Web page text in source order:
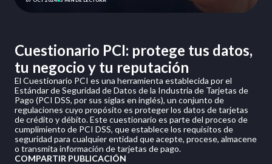
Cuestionario PCI: protege tus datos,
tu negocio y tu reputación
El Cuestionario PCI es una herramienta establecida por el
Estándar de Seguridad de Datos de la Industria de Tarjetas de
Pago (PCI DSS, por sus siglas en inglés), un conjunto de
regulaciones cuyo propósito es proteger los datos de tarjetas
de crédito y débito. Este cuestionario es parte del proceso de
cumplimiento de PCI DSS, que establece los requisitos de
seguridad para cualquier entidad que acepte, procese, almacene
o transmita información de tarjetas de pago.
COMPARTIR PUBLICACIÓN